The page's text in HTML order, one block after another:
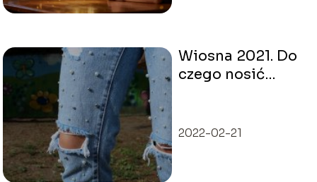
Wiosna 2021. Do
czego nosić
2022-02-21